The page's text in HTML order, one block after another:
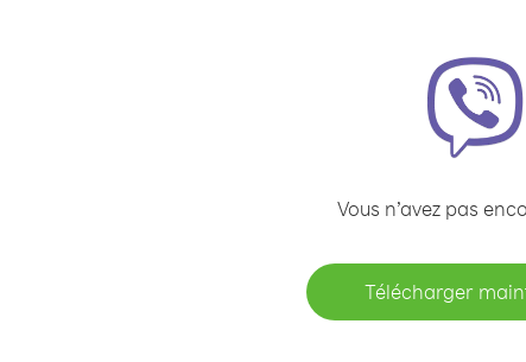
Vous n’avez pas
Télécharger